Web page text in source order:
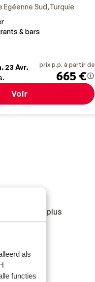
als
functies
Egéenne Sud Turquie
& bars
23 Avr.
prix p.p. à partir de
665 €
Voir
1h de plus